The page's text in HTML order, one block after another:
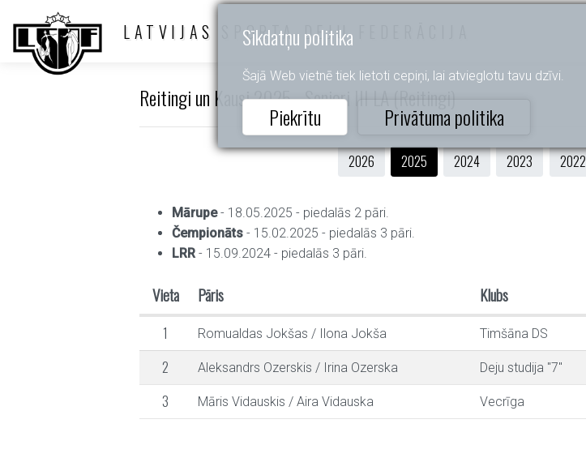
Sīkdatņu politika
Šajā Web vietnē tiek lietoti cepiņi, lai atvieglotu tavu dzīvi.
Piekrītu Privātuma politika
LATVIJAS SPORTA DEJU FEDERĀCIJA
Reitingi un Kausi 2025 - Seniori III LA (Reitingi)
2026 2025 2024 2023 2022
Mārupe- 18.05.2025 - piedalās 2 pāri.
Čempionāts - 15.02.2025 - piedalās 3 pāri.
LRR - 15.09.2024 - piedalās 3 pāri.
Vieta Pāris Klubs
1 Romualdas Jokšas / Ilona Jokša Timšāna DS
2
Aleksandrs Ozerskis / Irina Ozerska Deju studija "7"
3
Māris Vidauskis / Aira Vidauska Vecrīga